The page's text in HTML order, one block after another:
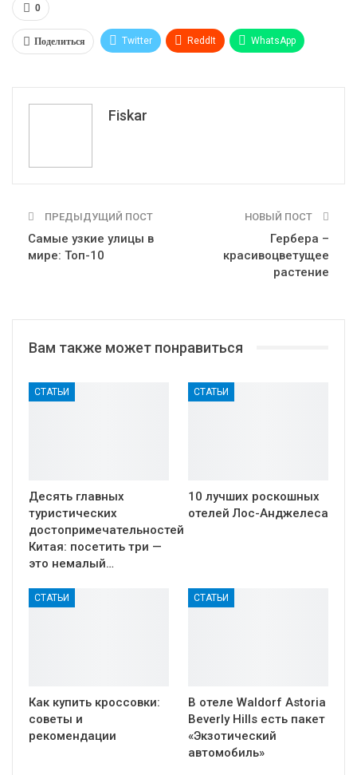
0
Поделиться Twitter ReddIt WhatsApp
Fiskar
ПРЕДЫДУЩИЙ ПОСТ
Самые узкие улицы в
мире: Топ-10
НОВЫЙ ПОСТ
Гербера –
красивоцветущее
растение
Вам также может понравиться
СТАТЬИ
Десять главных
туристических
достопримечательностей
Китая: посетить три —
это немалый…
СТАТЬИ
10 лучших роскошных
отелей Лос-Анджелеса
СТАТЬИ
Как купить кроссовки:
советы и
рекомендации
СТАТЬИ
В отеле Waldorf Astoria
Beverly Hills есть пакет
«Экзотический
автомобиль»